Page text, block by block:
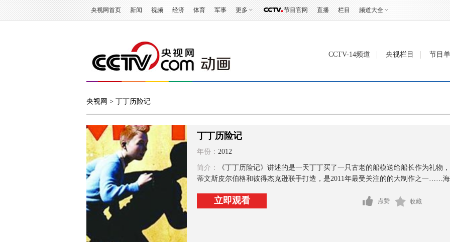
央视网首页 新闻 视频 经济 体育 军事 更多 节目官网 直播 栏目 频道大全
CCTV-14频道 央视栏目 节目单
央视网 > 丁丁历险记
丁丁历险记
年份： 2012
简介：
《丁丁历险记》讲述的是一天丁丁买了一只古老的船模送给船长作为礼物
蒂文斯皮尔伯格和彼得杰克逊联手打造，是2011年最受关注的的大制作之一……
立即观看 点赞 收藏